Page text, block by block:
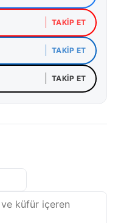
TAKIP ET
TAKIP ET
TAKIP ET